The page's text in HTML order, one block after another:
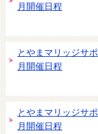
月開催日程
とやまマリッジサ
月開催日程
とやまマリッジサ
月開催日程